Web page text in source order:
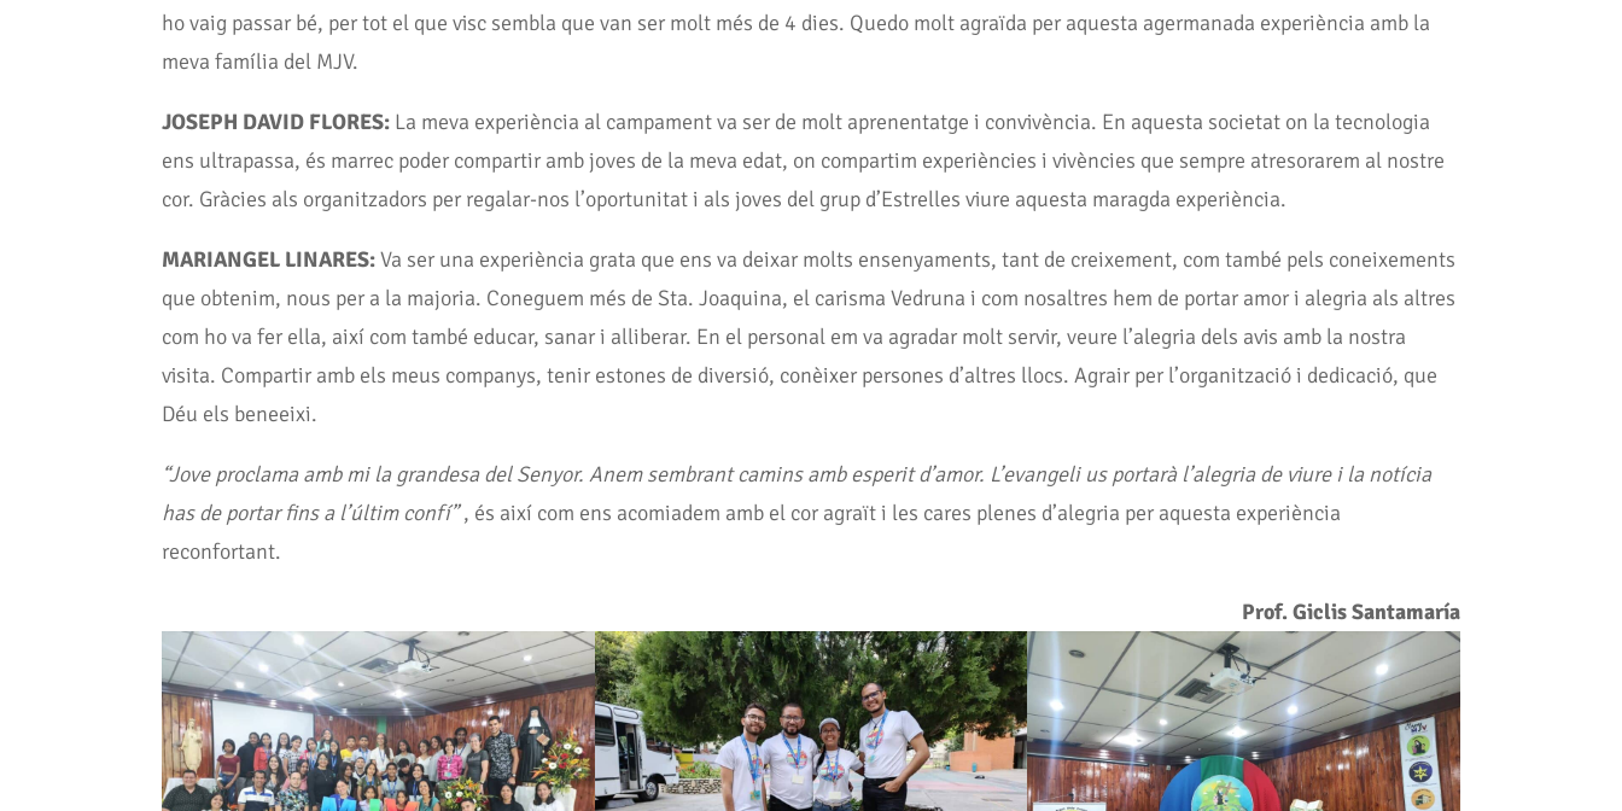
ho vaig passar bé, per tot el que visc sembla que van ser molt més de 4 dies. Quedo molt agraïda per aquesta agermanada experiència amb la
meva família del MJV.
JOSEPH DAVID FLORES: La meva experiència al campament va ser de molt aprenentatge i convivència. En aquesta societat on la tecnologia
ens ultrapassa, és marrec poder compartir amb joves de la meva edat, on compartim experiències i vivències que sempre atresorarem al nostre
cor. Gràcies als organitzadors per regalar-nos l’oportunitat i als joves del grup d’Estrelles viure aquesta maragda experiència.
MARIANGEL LINARES:Va ser una experiència grata que ens va deixar molts ensenyaments, tant de creixement, com també pels coneixements
que obtenim, nous per a la majoria. Coneguem més de Sta. Joaquina, el carisma Vedruna i com nosaltres hem de portar amor i alegria als altres
com ho va fer ella, així com també educar, sanar i alliberar. En el personal em va agradar molt servir, veure l’alegria dels avis amb la nostra
visita. Compartir amb els meus companys, tenir estones de diversió, conèixer persones d’altres llocs. Agrair per l’organització i dedicació, que
Déu els beneeixi.
“Jove proclama amb mi la grandesa del Senyor. Anem sembrant camins amb esperit d’amor. L’evangeli us portarà l’alegria de viure i la notícia
has de portar fins a l’últim confí”, és així com ens acomiadem amb el cor agraït i les cares plenes d’alegria per aquesta experiència
reconfortant.
Prof. Giclis Santamaría